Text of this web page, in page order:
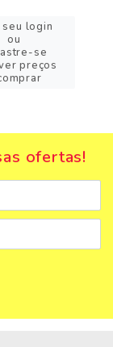
seu login
ou
se
preços
ofertas!